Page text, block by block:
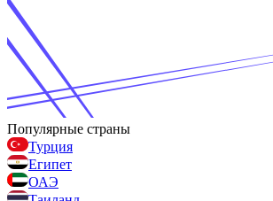
Популярные страны
Турция
Египет
ОАЭ